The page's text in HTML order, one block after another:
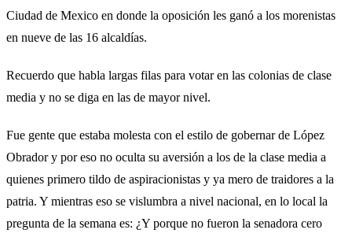
Ciudad de Mexico en donde la oposición les ganó a los morenistas
en nueve de las 16 alcaldías.
Recuerdo que habla largas filas para votar en las colonias de clase
media y no se diga en las de mayor nivel.
Fue gente que estaba molesta con el estilo de gobernar de López
Obrador y por eso no oculta su aversión a los de la clase media a
quienes primero tildo de aspiracionistas y ya mero de traidores a la
patria. Y mientras eso se vislumbra a nivel nacional, en lo local la
pregunta de la semana es: ¿Y porque no fueron la senadora cero